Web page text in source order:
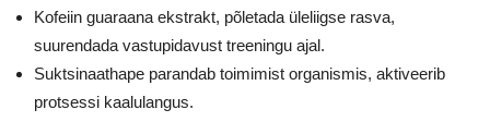
Kofeiin guaraana ekstrakt, põletada üleliigse rasva,
suurendada vastupidavust treeningu ajal.
Suktsinaathape parandab toimimist organismis, aktiveerib
protsessi kaalulangus.